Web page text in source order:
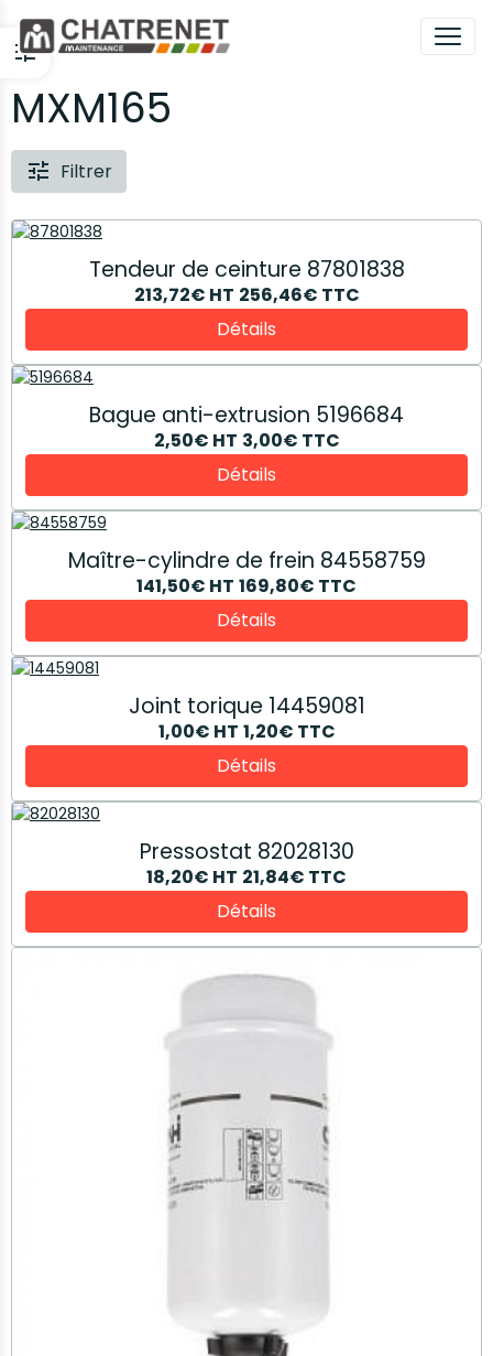
MXM165
Filtrer
Tendeur de ceinture 87801838
213,72€ HT 256,46€ TTC
Détails
Bague anti-extrusion 5196684
2,50€ HT 3,00€ TTC
Détails
Maître-cylindre de frein 84558759
141,50€ HT 169,80€ TTC
Détails
Joint torique 14459081
1,00€ HT 1,20€ TTC
Détails
Pressostat 82028130
18,20€ HT 21,84€ TTC
Détails